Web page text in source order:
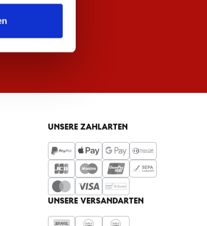
UNSERE ZAHLARTEN
UNSERE VERSANDARTEN